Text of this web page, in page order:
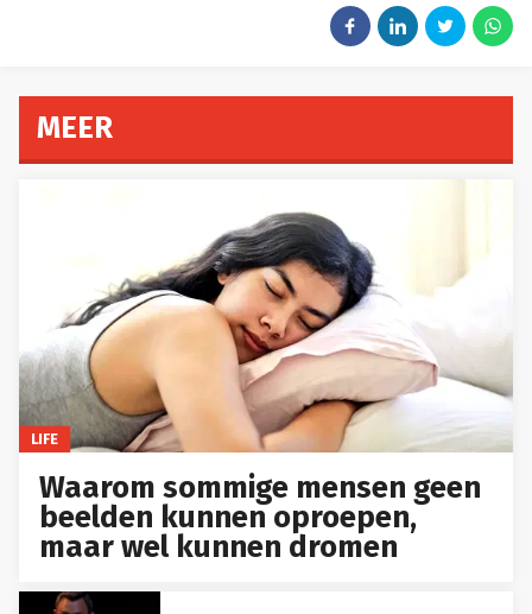
MEER
LIFE
Waarom sommige mensen geen
beelden kunnen oproepen,
maar wel kunnen dromen